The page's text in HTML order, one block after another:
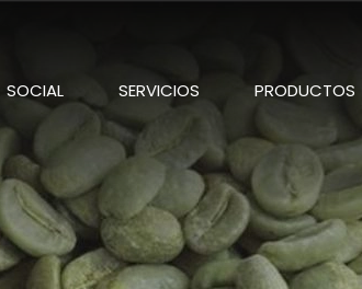
SOCIAL SERVICIOS PRODUCTOS